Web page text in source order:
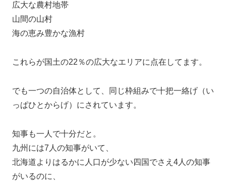
広大な農村地帯
山間の山村
海の恵み豊かな漁村
これらが国土の22％の広大なエリアに点在してます。
でも一つの自治体として、同じ枠組みで十把一絡げ（い
っぱひとからげ）にされています。
知事も一人で十分だと。
九州には7人の知事がいて、
北海道よりはるかに人口が少ない四国でさえ4人の知事
がいるのに、